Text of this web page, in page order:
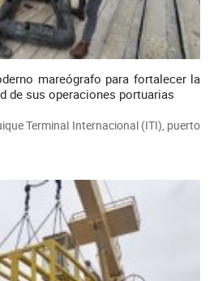
mareógrafo para fortalecer la
de sus operaciones portuarias
Terminal Internacional (ITI), puerto